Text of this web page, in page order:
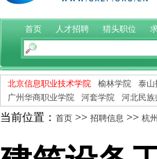
首页 人才招聘 猎头职位
北京信息职业技术学院 榆林学院 泰山
广州华商职业学院
河套学院 河北民族
当前位置： 首页 >> 招聘信息 >> 杭